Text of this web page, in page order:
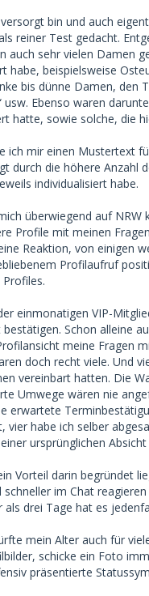
bin und auch
reiner Test gedacht.
auch sehr vielen Damen
habe, beispielsweise
bis dünne Damen, den
usw. Ebenso waren
hatte, sowie solche, die
ich mir einen Mustertext
durch die höhere Anzahl
individualisiert habe.
überwiegend auf
Profile mit meinen
Reaktion, von einigen
Profilaufruf
einmonatigen VIP-
bestätigen. Schon alleine
meine Fragen
doch recht viele. Und
vereinbart hatten. Die
Umwege wären nie
erwartete
vier habe ich selber
ursprünglichen
Vorteil darin begründet
im Chat
drei Tage hat es
mein Alter auch für
schicke ein Foto
präsentierte